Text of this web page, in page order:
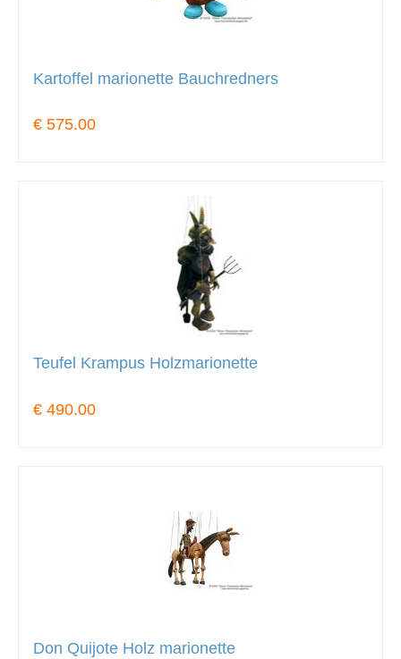
Kartoffel marionette Bauchredners
€ 575.00
Teufel Krampus Holzmarionette
€ 490.00
Don Quijote Holz marionette